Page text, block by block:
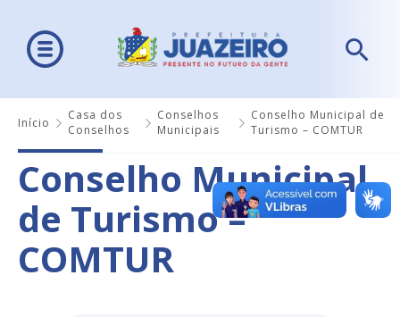
Início
Casa dos
Conselhos
Conselhos
Municipais
Conselho Municipal de
Turismo – COMTUR
Conselho Municipal
de Turismo –
COMTUR